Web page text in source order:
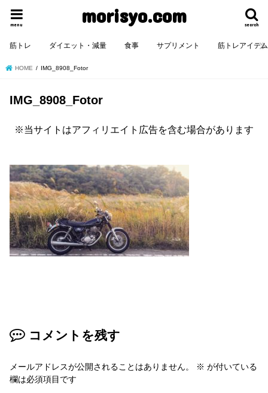
morisyo.com search
menu
筋トレ ダイエット・減量 食事 サプリメント 筋トレアイテム
HOME IMG_8908_Fotor
IMG_8908_Fotor
※当サイトはアフィリエイト広告を含む場合があります
コメントを残す
メールアドレスが公開されることはありません。 ※ が付いている
欄は必須項目です